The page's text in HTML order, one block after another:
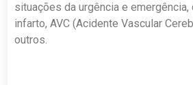
situações da urgência e
infarto, AVC (Acidente Vascular
outros.